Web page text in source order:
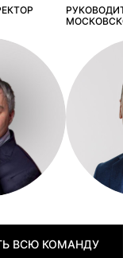
ВСЮ КОМАНДУ